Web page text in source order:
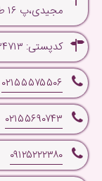
مجیدی،پ ۱۶ ط اول
کدپستی: ۱۱۹۸۹۳۴۷۱۳-فروش آنلاین و حضوری
۰۲۱۵۵۵۷۵۵۰۶
۰۲۱۵۵۶۹۰۷۴۳
۰۹۱۲۵۲۲۲۳۸۰